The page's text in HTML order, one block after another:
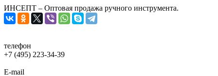
ИНСЕПТ – Оптовая продажа ручного инструмента.
телефон
+7 (495) 223-34-39
E-mail